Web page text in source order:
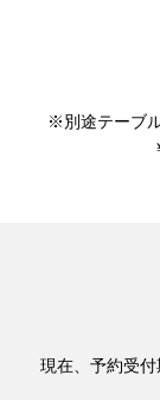
※別途テーブ
現在、予約受付